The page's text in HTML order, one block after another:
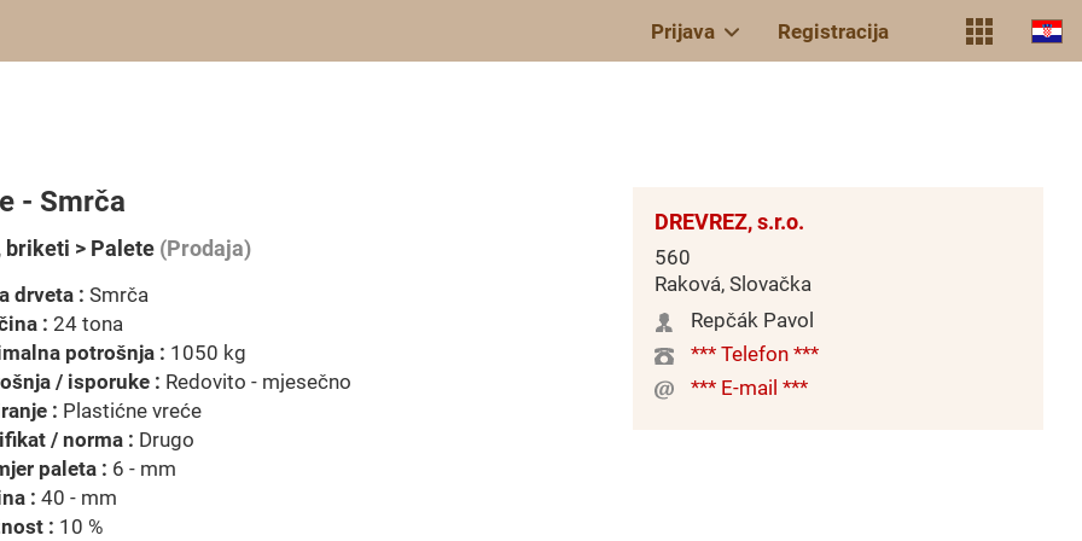
Prijava Registracija
- Smrča
briketi > Palete (Prodaja)
drveta : Smrča
: 24 tona
potrošnja : 1050 kg
/ isporuke : Redovito - mjesečno
: Plastićne vreće
/ norma : Drugo
paleta : 6 - mm
: 40 - mm
: 10 %
DREVREZ, s.r.o.
560
Raková, Slovačka
Repčák Pavol
*** Telefon ***
*** E-mail ***